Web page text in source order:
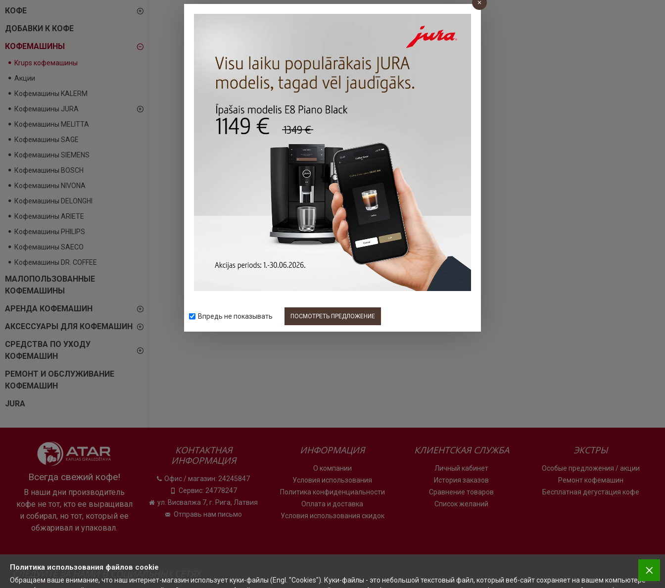
ПОСМОТРЕТЬ ПРЕДЛОЖЕНИЕ
Впредь не показывать
КОФЕ
ДОБАВКИ К КОФЕ
КОФЕМАШИНЫ
Krups кофемашины
Акции
Кофемашины KALERM
Кофемашины JURA
Кофемашины MELITTA
Кофемашины SAGE
Кофемашины SIEMENS
Кофемашины BOSCH
Кофемашины NIVONA
Кофемашины DELONGHI
Кофемашины ARIETE
Кофемашины PHILIPS
Кофемашины SAECO
Кофемашины DR. COFFEE
MАЛОПОЛЬЗОВАННЫЕ
КОФЕМАШИНЫ
АРЕНДА КОФЕМАШИН
АКСЕССУАРЫ ДЛЯ КОФЕМАШИН
СРЕДСТВА ПО УХОДУ
КОФЕМАШИН
РЕМОНТ И ОБСЛУЖИВАНИЕ
КОФЕМАШИН
JURA
Всегда свежий кофе!
В наши дни производитель
кофе не тот, кто ее выращивал
и собирал, но тот, который ее
обжаривал и упаковал.
КОНТАКТНАЯ
ИНФОРМАЦИЯ
Офис / магазин: 24245847
Сервис: 24778247
ул. Висвалжа 7, г. Рига, Латвия
Отправь нам письмо
ИНФОРМАЦИЯ
О компании
Условия использования
Политика конфиденциальности
Оплата и доставка
Условия использования скидок
КЛИЕНТСКАЯ СЛУЖБА
Личный кабинет
История заказов
Сравнение товаров
Список желаний
ЭКСТРЫ
Особые предложения / акции
Ремонт кофемашин
Бесплатная дегустация кофе
СЛЕДУЙТЕ ЗА НАМИ В СОЦИАЛЬНЫХ СЕТЯХ
Политика использования файлов cookie
Обращаем ваше внимание, что наш интернет-магазин использует куки-файлы (Engl. "Cookies"). Куки-файлы - это небольшой текстовый файл, который веб-сайт сохраняет на вашем компьютере